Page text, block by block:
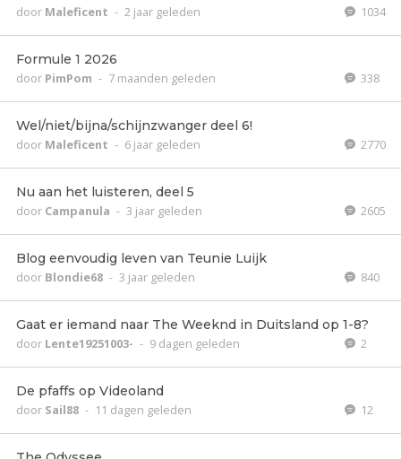
door Maleficent - 2 jaar geleden 1034
Formule 1 2026
door PimPom - 7 maanden geleden 338
Wel/niet/bijna/schijnzwanger deel 6!
door Maleficent - 6 jaar geleden 2770
Nu aan het luisteren, deel 5
door Campanula - 3 jaar geleden 2605
Blog eenvoudig leven van Teunie Luijk
door Blondie68 - 3 jaar geleden 840
Gaat er iemand naar The Weeknd in Duitsland op 1-8?
door Lente19251003- - 9 dagen geleden 2
De pfaffs op Videoland
door Sail88 - 11 dagen geleden 12